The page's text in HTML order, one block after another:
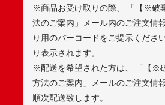
※商品お受け取りの際、 「【※破
法のご案内」メール内のご注文情
り用のバーコードをご提示くださ
り表示されます。
※配送を希望された方は、 「【※
方法のご案内」メールのご注文情
順次配送致します。